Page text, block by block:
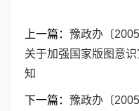
上一篇： 豫政办〔
关于加强国家版图意
知
下一篇： 豫政办〔